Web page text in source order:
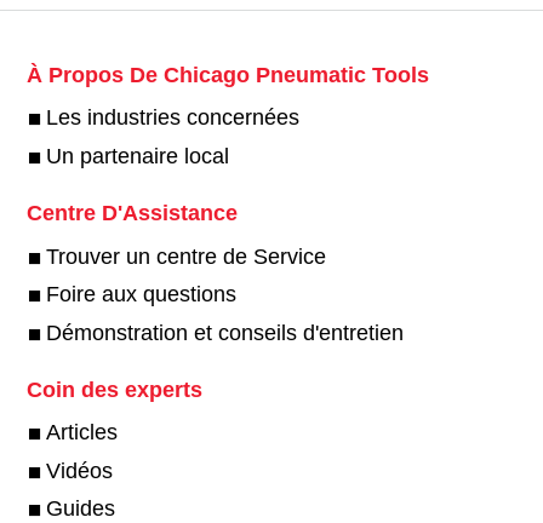
À Propos De Chicago Pneumatic Tools
Les industries concernées
Un partenaire local
Centre D'Assistance
Trouver un centre de Service
Foire aux questions
Démonstration et conseils d'entretien
Coin des experts
Articles
Vidéos
Guides